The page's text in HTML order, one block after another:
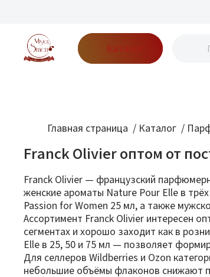
Каталог
Главная страница / Каталог /
Franck Olivier оптом от
Franck Olivier — французский
женские ароматы Nature Pour Elle в
Passion for Women 25 мл, а также
Ассортимент Franck Olivier интересен
сегментах и хорошо заходит как в
Elle в 25, 50 и 75 мл — позволяет
Для селлеров Wildberries и Ozon
небольшие объёмы флаконов снижают